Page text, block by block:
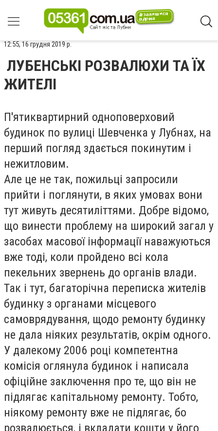
12:55, 16 грудня 2019 р.
ЛУБЕНСЬКІ РОЗВАЛЮХИ ТА ЇХ
ЖИТЕЛІ
П'ятиквартирний одноповерховий
будинок по вулиці Шевченка у Лубнах, на
перший погляд здається покинутим і
нежитловим.
Але це не так, пожильці запросили
прийти і поглянути, в яких умовах вони
тут живуть десятиліттями. Добре відомо,
що винести проблему на широкий загал у
засобах масової інформації наважуються
вже тоді, коли пройдено всі кола
пекельних звернень до органів влади.
Так і тут, багаторічна переписка жителів
будинку з органами місцевого
самоврядування, щодо ремонту будинку
не дала ніяких результатів, окрім одного.
У далекому 2006 році компетентна
комісія оглянула будинок і написала
офіційне заключення про те, що він не
підлягає капітальному ремонту. Тобто,
ніякому ремонту вже не підлягає, бо
розвалюється, і вкладати кошти у його